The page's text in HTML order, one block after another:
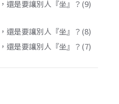
還是要讓別人『坐』？(9)
還是要讓別人『坐』？(8)
還是要讓別人『坐』？(7)